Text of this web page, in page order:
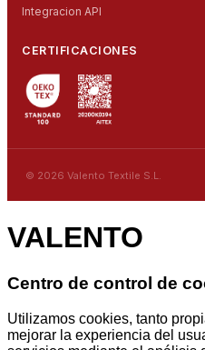
Integracion API
CERTIFICACIONES
© 2026 Valento Textile S.L.
VALENTO
Centro de control de
Utilizamos cookies, tanto
mejorar la experiencia del